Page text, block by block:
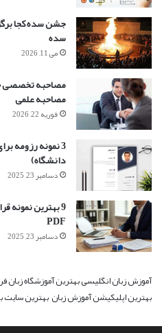
سده
می 11, 2026
مصاحبه تخصصی
مصاحبه علمی
فوریه 22, 2026
3 نمونه رزومه
دانشگاه)
دسامبر 23, 2025
9 بهترین
PDF
دسامبر 23, 2025
آموزش زبان انگلیسیبهترین آموزشگاه زبان
بهترین اپلیکیشن آموزش زبانبهترین